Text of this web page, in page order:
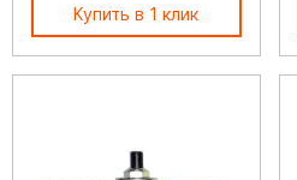
Купить в 1 клик